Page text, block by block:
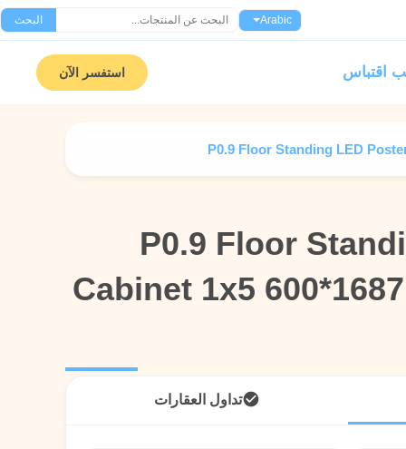
Arabic البحث
اقتباس استفسر الآن
P0.9 Floor Standing LED
P0.9 Floor
Cabinet 1x5
P0.9 Floor
Cabinet 1x5
تداول العقارات